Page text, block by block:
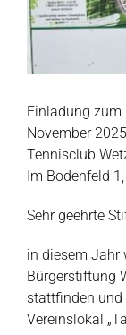
Einladung
November
Tennisclub
Im Bodenfeld
Sehr geehrte
in diesem Jahr
Bürgerstiftung
stattfinden und
Vereinslokal